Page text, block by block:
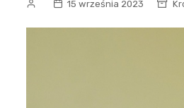
15 września 2023